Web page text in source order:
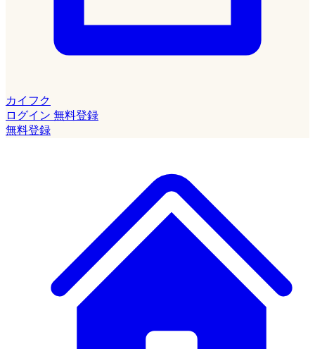
カイフク
ログイン 無料登録
無料登録